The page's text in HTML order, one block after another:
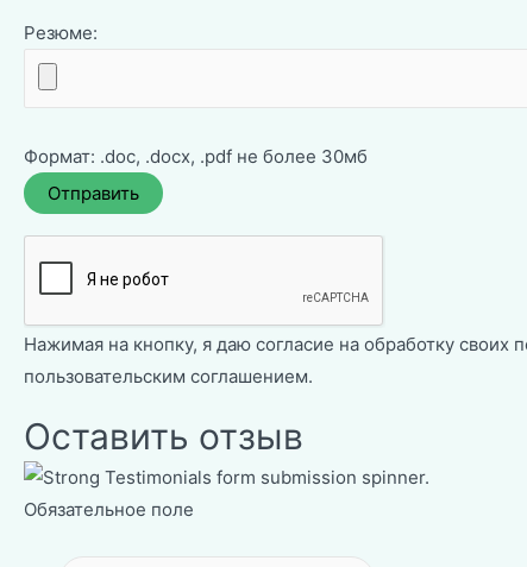
Резюме:
Формат: .doc, .docx, .pdf не более 30мб
Нажимая на кнопку, я даю согласие на обработку своих
пользовательским соглашением.
Оставить отзыв
Обязательное поле